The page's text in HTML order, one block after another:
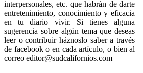
interpersonales, etc. que habrán de darte
entretenimiento, conocimiento y eficacia
en tu diario vivir. Si tienes alguna
sugerencia sobre algún tema que deseas
leer o contribuir háznoslo saber a través
de facebook o en cada artículo, o bien al
correo editor@sudcalifornios.com